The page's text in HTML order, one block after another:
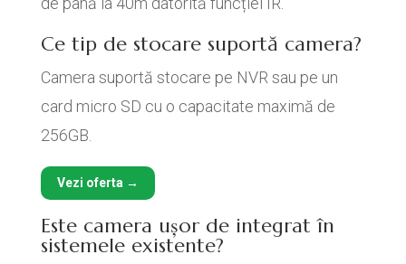
Ce tip de stocare suportă camera?
Camera suportă stocare pe NVR sau pe un
card micro SD cu o capacitate maximă de
256GB.
Vezi oferta →
Este camera ușor de integrat în
sistemele existente?